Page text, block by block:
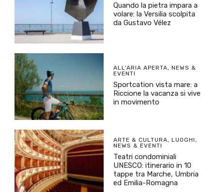
Quando la pietra impara a
volare: la Versilia scolpita
da Gustavo Vélez
ALL'ARIA APERTA, NEWS &
EVENTI
Sportcation vista mare: a
Riccione la vacanza si vive
in movimento
ARTE & CULTURA, LUOGHI ,
NEWS & EVENTI
Teatri condominiali
UNESCO: itinerario in 10
tappe tra Marche, Umbria
ed Emilia-Romagna